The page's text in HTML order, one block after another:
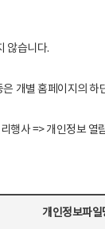
않습니다.
개별 홈페이지의
사 => 개인정보 열
개인정보파일